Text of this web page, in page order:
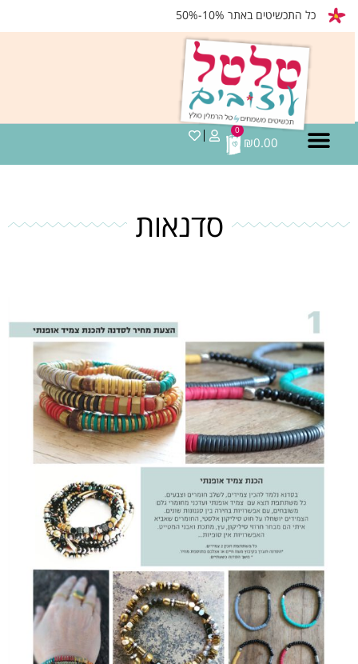
כל התכשיטים באתר 10%-50%
₪0.00
0
סדנאות